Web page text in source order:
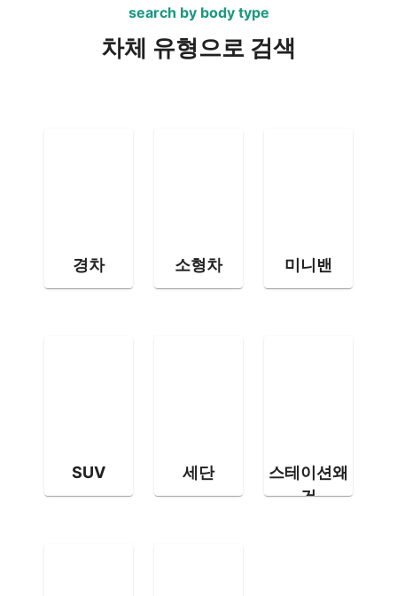
search by body type
차체 유형으로 검색
경차 소형차 미니밴
SUV 세단
스테이션왜
건